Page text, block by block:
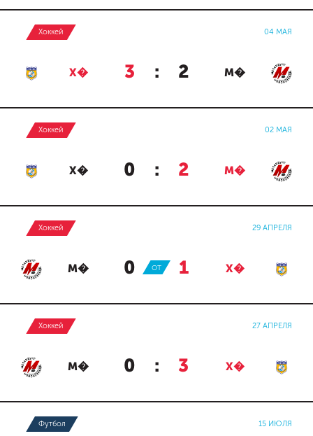
Хоккей 04 МАЯ
Х� 3 : 2 М�
Хоккей 02 МАЯ
Х� 0 : 2 М�
Хоккей 29 АПРЕЛЯ
М� 0 : 1 Х�
ОТ
Хоккей 27 АПРЕЛЯ
М� 0 : 3 Х�
Футбол 15 ИЮЛЯ